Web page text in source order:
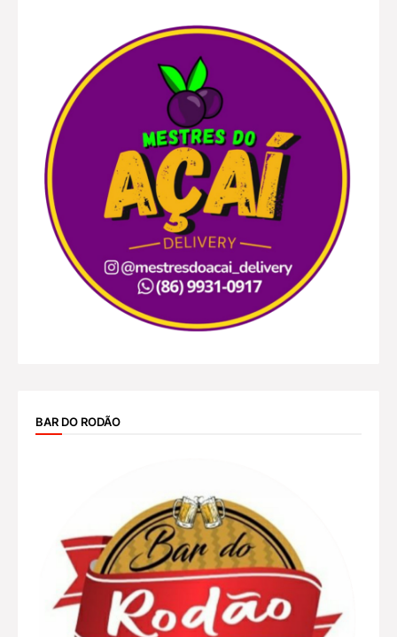
BAR DO RODÃO